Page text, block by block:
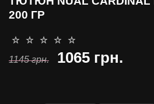
200 ГР
1145 грн. 1065 грн.